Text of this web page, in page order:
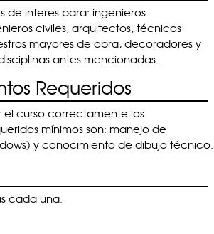
de interes para: ingenieros
civiles, arquitectos, técnicos
mayores de obra, decoradores y
antes mencionadas.
Requeridos
el curso correctamente los
mínimos son: manejo de
y conocimiento de dibujo técnico.
cada una.